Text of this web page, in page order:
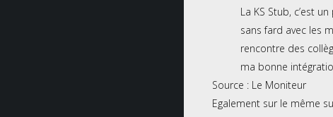
La KS Stub, c’est
sans fard avec les
rencontre des
ma bonne
Source : Le Moniteur
Egalement sur le même